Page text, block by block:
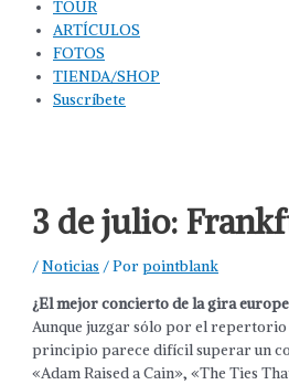
TOUR
ARTÍCULOS
FOTOS
TIENDA/SHOP
Suscríbete
3 de julio:
/Noticias / Porpointblank
¿El mejor concierto de la gira
Aunque juzgar sólo por el repertorio
principio parece difícil superar un
«Adam Raised a Cain», «The Ties